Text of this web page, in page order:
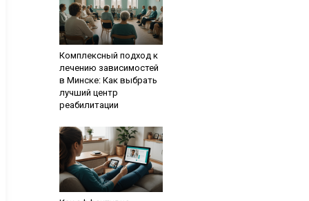
Комплексный подход к
лечению зависимостей
в Минске: Как выбрать
лучший центр
реабилитации